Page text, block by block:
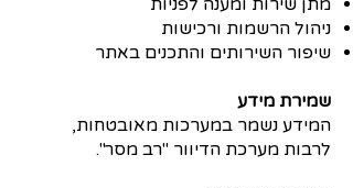
מתן שירות ומענה לפניות
ניהול הרשמות ורכישות
שיפור השירותים והתכנים באתר
שמירת מידע
המידע נשמר במערכות מאובטחות,
לרבות מערכת הדיוור "רב מסר".